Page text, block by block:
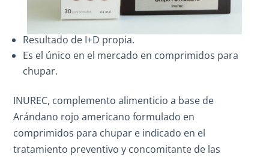
Resultado de I+D propia.
Es el único en el mercado en comprimidos para
chupar.
INUREC, complemento alimenticio a base de
Arándano rojo americano formulado en
comprimidos para chupar e indicado en el
tratamiento preventivo y concomitante de las